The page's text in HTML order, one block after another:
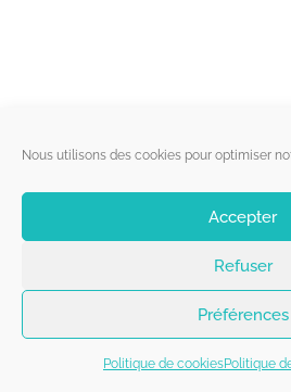
Nous utilisons des cookies pour optimiser
Accepter
Refuser
Préférences
Politique de cookiesPolitique
Liens utiles
Qui sommes-nous ?
Politique de cookies
Copyright 2026 - Belgorage